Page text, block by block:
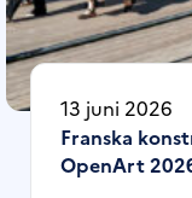
13 juni 2026
Franska
OpenArt